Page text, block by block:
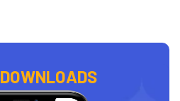
DOWNLOADS